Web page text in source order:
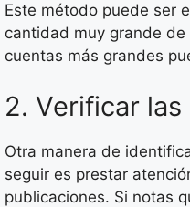
Este método puede ser
cantidad muy grande
cuentas más grandes
2. Verificar
Otra manera de
seguir es prestar
publicaciones. Si notas